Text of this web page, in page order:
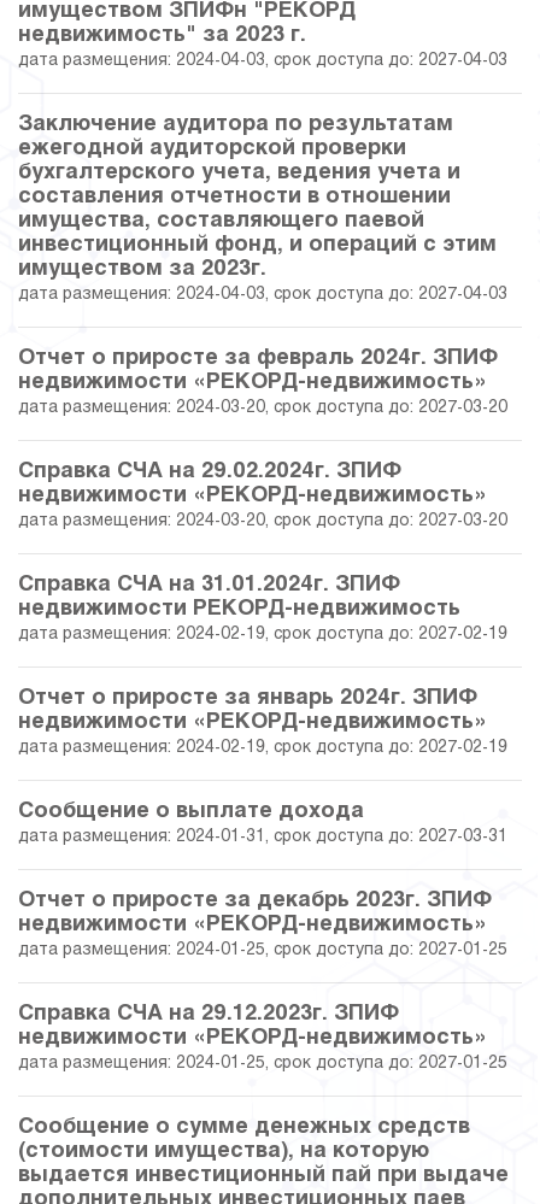
имуществом ЗПИФн "РЕКОРД
недвижимость" за 2023 г.
дата размещения: 2024-04-03, срок доступа до: 2027-04-03
Заключение аудитора по результатам
ежегодной аудиторской проверки
бухгалтерского учета, ведения учета и
составления отчетности в отношении
имущества, составляющего паевой
инвестиционный фонд, и операций с этим
имуществом за 2023г.
дата размещения: 2024-04-03, срок доступа до: 2027-04-03
Отчет о приросте за февраль 2024г. ЗПИФ
недвижимости «РЕКОРД-недвижимость»
дата размещения: 2024-03-20, срок доступа до: 2027-03-20
Справка СЧА на 29.02.2024г. ЗПИФ
недвижимости «РЕКОРД-недвижимость»
дата размещения: 2024-03-20, срок доступа до: 2027-03-20
Справка СЧА на 31.01.2024г. ЗПИФ
недвижимости РЕКОРД-недвижимость
дата размещения: 2024-02-19, срок доступа до: 2027-02-19
Отчет о приросте за январь 2024г. ЗПИФ
недвижимости «РЕКОРД-недвижимость»
дата размещения: 2024-02-19, срок доступа до: 2027-02-19
Сообщение о выплате дохода
дата размещения: 2024-01-31, срок доступа до: 2027-03-31
Отчет о приросте за декабрь 2023г. ЗПИФ
недвижимости «РЕКОРД-недвижимость»
дата размещения: 2024-01-25, срок доступа до: 2027-01-25
Справка СЧА на 29.12.2023г. ЗПИФ
недвижимости «РЕКОРД-недвижимость»
дата размещения: 2024-01-25, срок доступа до: 2027-01-25
Сообщение о сумме денежных средств
(стоимости имущества), на которую
выдается инвестиционный пай при выдаче